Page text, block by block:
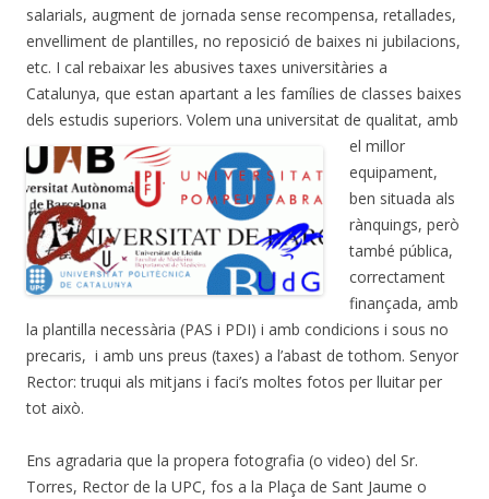
salarials, augment de jornada sense recompensa, retallades,
envelliment de plantilles, no reposició de baixes ni jubilacions,
etc. I cal rebaixar les abusives taxes universitàries a
Catalunya, que estan apartant a les famílies de classes baixes
dels estudis superiors. Volem una universitat de qualitat, amb
el millor
equipament,
ben situada als
rànquings, però
també pública,
correctament
finançada, amb
la plantilla necessària (PAS i PDI) i amb condicions i sous no
precaris, i amb uns preus (taxes) a l’abast de tothom. Senyor
Rector: truqui als mitjans i faci’s moltes fotos per lluitar per
tot això.
Ens agradaria que la propera fotografia (o video) del Sr.
Torres, Rector de la UPC, fos a la Plaça de Sant Jaume o